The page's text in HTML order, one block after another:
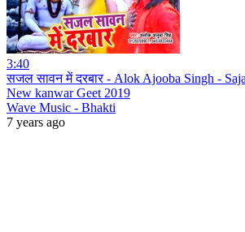
3:40
सजल सावन में दरबार - Alok Ajooba Singh -
New kanwar Geet 2019
Wave Music - Bhakti
7 years ago